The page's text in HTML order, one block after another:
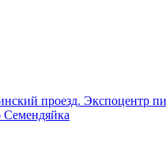
проезд. Экспоцентр
Семендяйка